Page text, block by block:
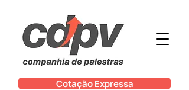
Cotação Expressa